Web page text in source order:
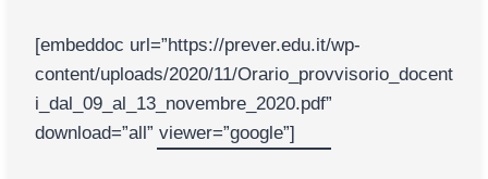
[embeddoc url=”https://prever.edu.it/wp-
content/uploads/2020/11/Orario_provvisorio_docent
i_dal_09_al_13_novembre_2020.pdf”
download=”all” viewer=”google”]